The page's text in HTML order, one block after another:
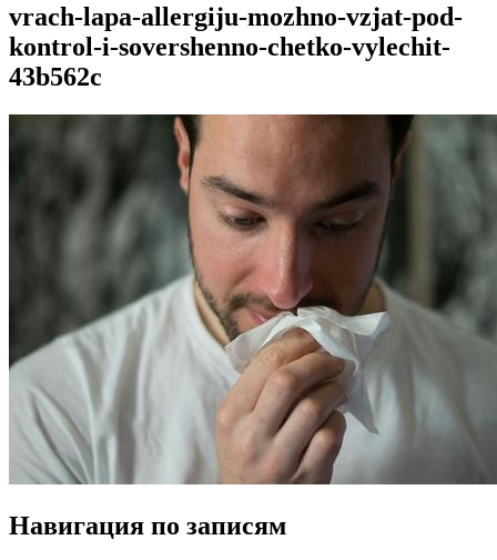
vrach-lapa-allergiju-mozhno-vzjat-pod-
kontrol-i-sovershenno-chetko-vylechit-
43b562c
Навигация по записям